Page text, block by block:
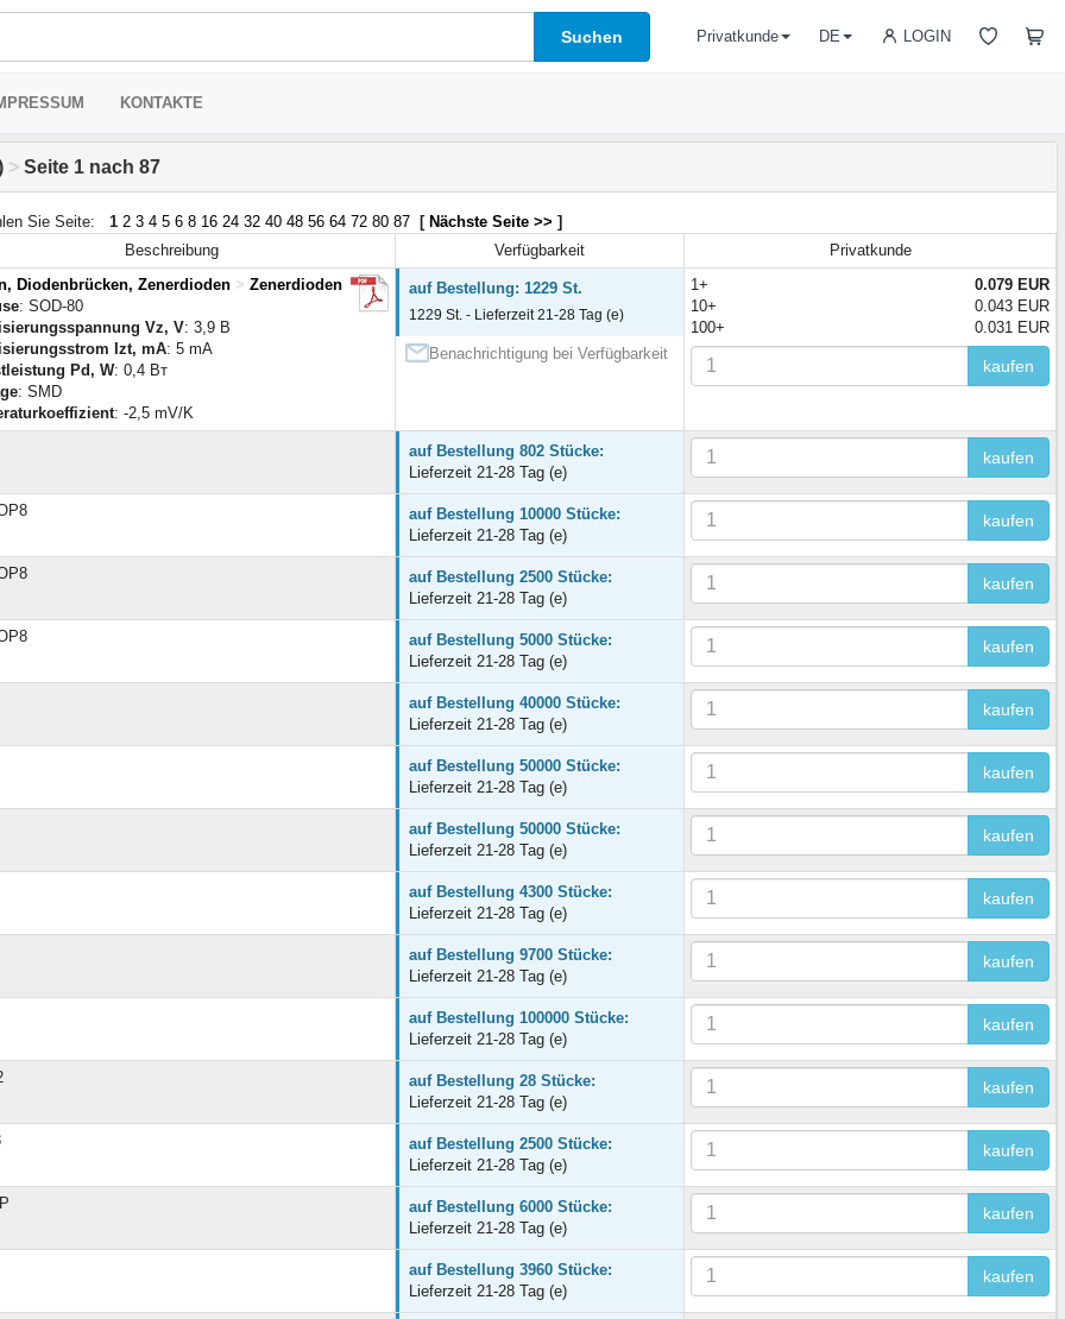
Suchen LOGIN
Privatkunde DE
KONTAKTE
> Seite 1 nach 87
Sie Seite: 1 2 3 4 5 6 8 16 24 32 40 48 56 64 72 80 87 [ Nächste Seite >> ]
Beschreibung
Verfügbarkeit
Privatkunde
Diodenbrücken, Zenerdioden > Zenerdioden
: SOD-80
Vz, V: 3,9 В
Izt, mA: 5 mA
Pd, W: 0,4 Вт
: SMD
: -2,5 mV/K
auf Bestellung: 1229 St.
1229 St. - Lieferzeit 21-28 Tag (e)
Benachrichtigung bei Verfügbarkeit
1+
0.079 EUR
10+
0.043 EUR
100+
0.031 EUR
kaufen
auf Bestellung 802 Stücke:
Lieferzeit 21-28 Tag (e)
kaufen
auf Bestellung 10000 Stücke:
Lieferzeit 21-28 Tag (e)
kaufen
auf Bestellung 2500 Stücke:
Lieferzeit 21-28 Tag (e)
kaufen
auf Bestellung 5000 Stücke:
Lieferzeit 21-28 Tag (e)
kaufen
auf Bestellung 40000 Stücke:
Lieferzeit 21-28 Tag (e)
kaufen
auf Bestellung 50000 Stücke:
Lieferzeit 21-28 Tag (e)
kaufen
auf Bestellung 50000 Stücke:
Lieferzeit 21-28 Tag (e)
kaufen
auf Bestellung 4300 Stücke:
Lieferzeit 21-28 Tag (e)
kaufen
auf Bestellung 9700 Stücke:
Lieferzeit 21-28 Tag (e)
kaufen
auf Bestellung 100000 Stücke:
Lieferzeit 21-28 Tag (e)
kaufen
auf Bestellung 28 Stücke:
Lieferzeit 21-28 Tag (e)
kaufen
auf Bestellung 2500 Stücke:
Lieferzeit 21-28 Tag (e)
kaufen
auf Bestellung 6000 Stücke:
Lieferzeit 21-28 Tag (e)
kaufen
auf Bestellung 3960 Stücke:
Lieferzeit 21-28 Tag (e)
kaufen